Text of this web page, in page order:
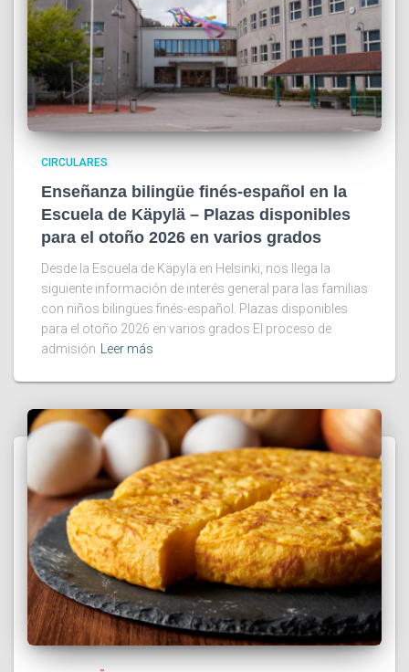
CIRCULARES
Enseñanza bilingüe finés-español en la
Escuela de Käpylä – Plazas disponibles
para el otoño 2026 en varios grados
Desde la Escuela de Käpylä en Helsinki, nos llega la
siguiente información de interés general para las familias
con niños bilingües finés-español. Plazas disponibles
para el otoño 2026 en varios grados El proceso de
admisión Leer más